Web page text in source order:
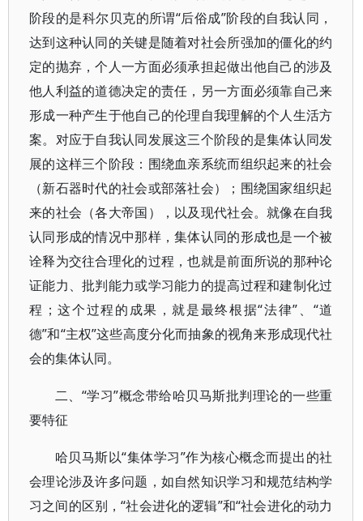
阶段的是科尔贝克的所谓“后俗成”阶段的自我认同，
达到这种认同的关键是随着对社会所强加的僵化的约
定的抛弃，个人一方面必须承担起做出他自己的涉及
他人利益的道德决定的责任，另一方面必须靠自己来
形成一种产生于他自己的伦理自我理解的个人生活方
案。对应于自我认同发展这三个阶段的是集体认同发
展的这样三个阶段：围绕血亲系统而组织起来的社会
（新石器时代的社会或部落社会）；围绕国家组织起
来的社会（各大帝国），以及现代社会。就像在自我
认同形成的情况中那样，集体认同的形成也是一个被
诠释为交往合理化的过程，也就是前面所说的那种论
证能力、批判能力或学习能力的提高过程和建制化过
程；这个过程的成果，就是最终根据“法律”、“道
德”和“主权”这些高度分化而抽象的视角来形成现代社
会的集体认同。
二、“学习”概念带给哈贝马斯批判理论的一些重
要特征
哈贝马斯以“集体学习”作为核心概念而提出的社
会理论涉及许多问题，如自然知识学习和规范结构学
习之间的区别，“社会进化的逻辑”和“社会进化的动力